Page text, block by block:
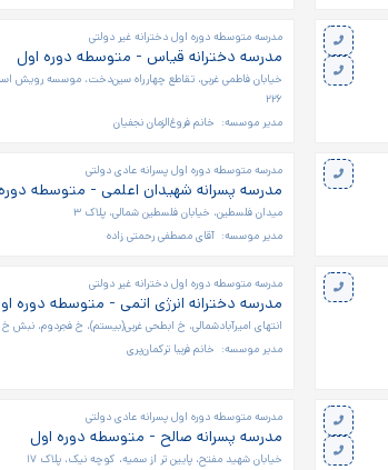
مدرسه متوسطه دوره اول دخترانه غیر دولتی
مدرسه دخترانه قیاس - متوسطه دوره اول
خیابان فاطمی غربی، تقاطع چهارراه سین‌دخت، موسسه رویش
۲۲۶
مدیر موسسه: خانم فروغ‌الزمان نجفیان
مدرسه متوسطه دوره اول پسرانه عادی دولتی
مدرسه پسرانه شهیدان اعلمی - متوسطه
میدان فلسطین، خیابان فلسطین شمالی، پلاک ۳
مدیر موسسه: آقای مصطفی رحمتی زاده
مدرسه متوسطه دوره اول دخترانه غیر دولتی
مدرسه دخترانه انرژی اتمی - متوسطه دوره
انتهای امیرآبادشمالی، خ ابطحی غربی(بیستم)، خ فجردوم،
مدیر موسسه: خانم فریبا ترکمان‌پری
مدرسه متوسطه دوره اول پسرانه عادی دولتی
مدرسه پسرانه صالح - متوسطه دوره اول
خیابان شهید مفتح، پایین تر از سمیه، کوچه نیک، پلاک ۱۷